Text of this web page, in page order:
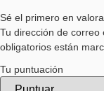
Sé el primero en
Tu dirección de correo
obligatorios están
Tu puntuación